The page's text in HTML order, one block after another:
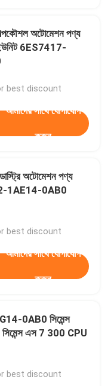
অটোমেশন পণ্য
ইউনিট 6ES7417-
best discount
আমাদের সাথে যোগাযোগ
করুন
অটোমেশন পণ্য
1AE14-0AB0
best discount
আমাদের সাথে যোগাযোগ
করুন
0AB0 সিমেন্স
সিমেন্স এস 7 300 CPU
best discount